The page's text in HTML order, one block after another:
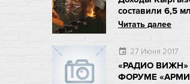
составили 6,5
Читать далее
event 27 Июня 2017
«РАДИО
ФОРУМЕ